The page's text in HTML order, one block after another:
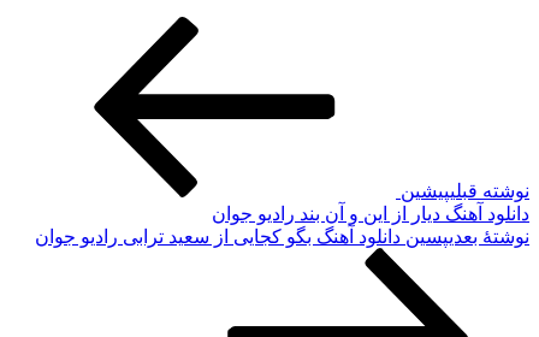
قبلیپیشین
آهنگ دیار از این و آن بند رادیو جوان
بعدیپسین دانلود آهنگ بگو کجایی از سعید ترابی رادیو جوان